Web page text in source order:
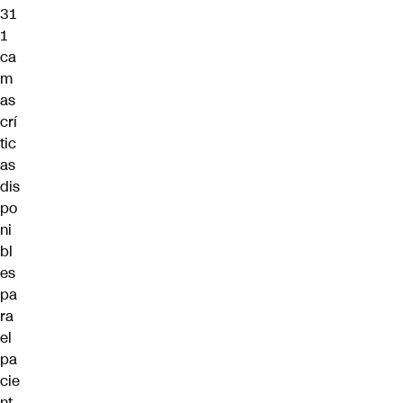
31
1
ca
m
as
crí
tic
as
dis
po
ni
bl
es
pa
ra
el
pa
cie